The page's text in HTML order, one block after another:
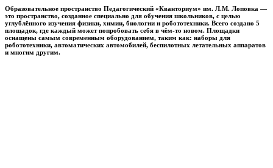
Образовательное пространство Педагогический «Кванториум» им. Л.М. Лоповка —
это пространство, созданное специально для обучения школьников, с целью
углублённого изучения физики, химии, биологии и робототехники. Всего создано 5
площадок, где каждый может попробовать себя в чём-то новом. Площадки
оснащены самым современным оборудованием, таким как: наборы для
робототехники, автоматических автомобилей, беспилотных летательных аппаратов
и многим другим.